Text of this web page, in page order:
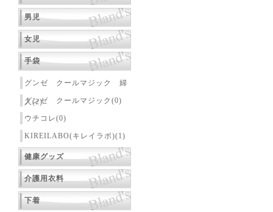
男児
女児
手袋
グンゼ クールマジック 婦
人(2)
グンゼ クールマジック(0)
ウチコレ(0)
KIREILABO(キレイラボ)(1)
健康グッズ
介護用衣料
下着